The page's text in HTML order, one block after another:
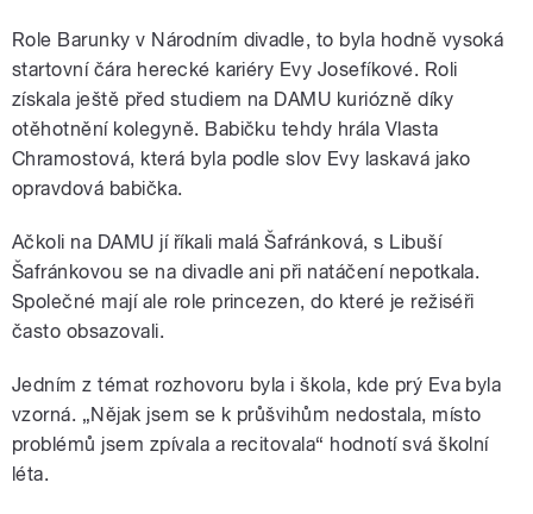
Role Barunky v Národním divadle, to byla hodně vysoká
startovní čára herecké kariéry Evy Josefíkové. Roli
získala ještě před studiem na DAMU kuriózně díky
otěhotnění kolegyně. Babičku tehdy hrála Vlasta
Chramostová, která byla podle slov Evy laskavá jako
opravdová babička.
Ačkoli na DAMU jí říkali malá Šafránková, s Libuší
Šafránkovou se na divadle ani při natáčení nepotkala.
Společné mají ale role princezen, do které je režiséři
často obsazovali.
Jedním z témat rozhovoru byla i škola, kde prý Eva byla
vzorná. „Nějak jsem se k průšvihům nedostala, místo
problémů jsem zpívala a recitovala“ hodnotí svá školní
léta.